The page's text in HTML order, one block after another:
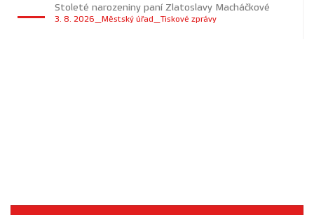
Stoleté narozeniny paní Zlatoslavy Macháčkové
3. 8. 2026_Městský úřad_Tiskové zprávy